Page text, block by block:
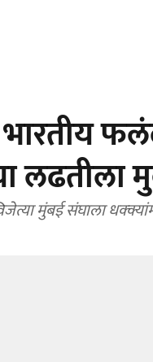
लढतीला
मुंबई संघाला